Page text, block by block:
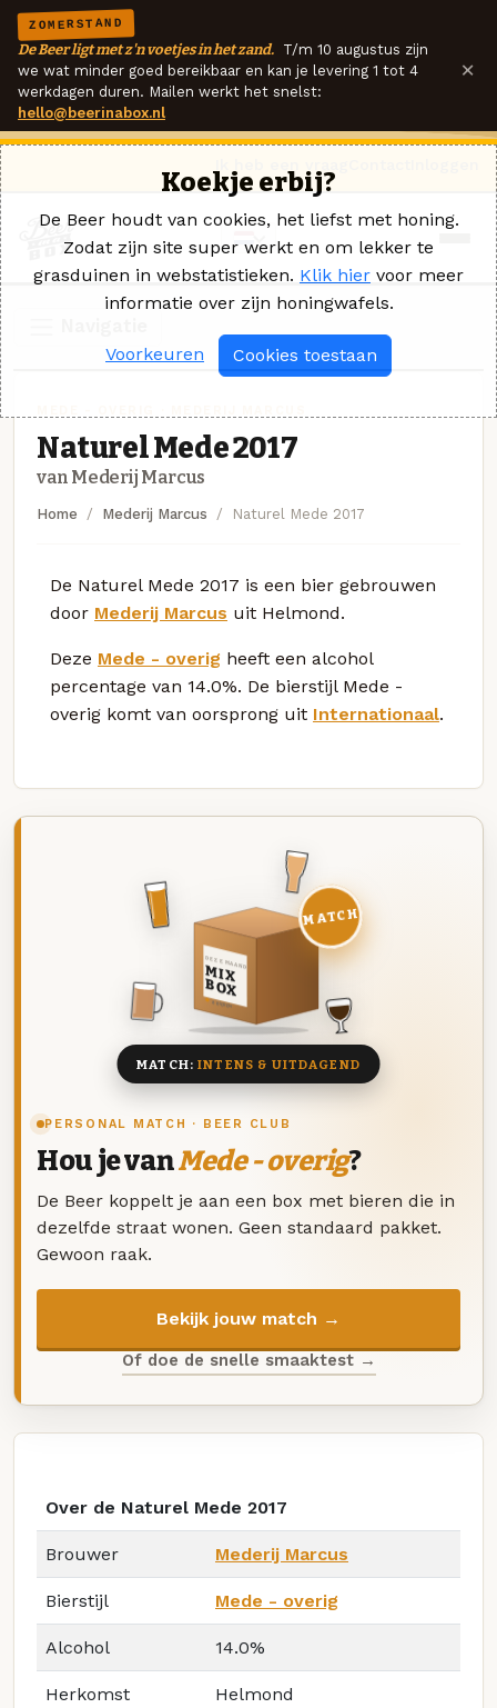
ZOMERSTAND
De Beer ligt met z'n voetjes in het zand. T/m 10 augustus zijn
we wat minder goed bereikbaar en kan je levering 1 tot 4
werkdagen duren. Mailen werkt het snelst:
hello@beerinabox.nl
×
Naturel Mede 2017
van Mederij Marcus
Home Mederij Marcus Naturel Mede 2017
De Naturel Mede 2017 is een bier gebrouwen
door Mederij Marcus uit Helmond.
Deze Mede - overig heeft een alcohol
percentage van 14.0%. De bierstijl Mede -
overig komt van oorsprong uit Internationaal.
PERSONAL MATCH · BEER CLUB
Hou je vanMede - overig?
De Beer koppelt je aan een box met bieren die in
dezelfde straat wonen. Geen standaard pakket.
Gewoon raak.
Bekijk jouw match →
Of doe de snelle smaaktest →
DEZE MAAND
MIX
BOX
8 BIEREN
MATCH
MATCH:INTENS & UITDAGEND
Over de Naturel Mede 2017
Brouwer Mederij Marcus
Bierstijl Mede - overig
Alcohol 14.0%
Herkomst Helmond
Koekje erbij?
De Beer houdt van cookies, het liefst met honing.
Zodat zijn site super werkt en om lekker te
grasduinen in webstatistieken. Klik hier voor meer
informatie over zijn honingwafels.
Voorkeuren Cookies toestaan